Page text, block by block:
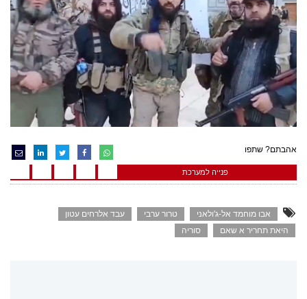
אהבתם? שתפו
פנייה למערכת
אבו מוחמד אל-ג'ולאני טרור ערבי
עבד אלרחים עטון
היאת תחריר א שאם
סוריה